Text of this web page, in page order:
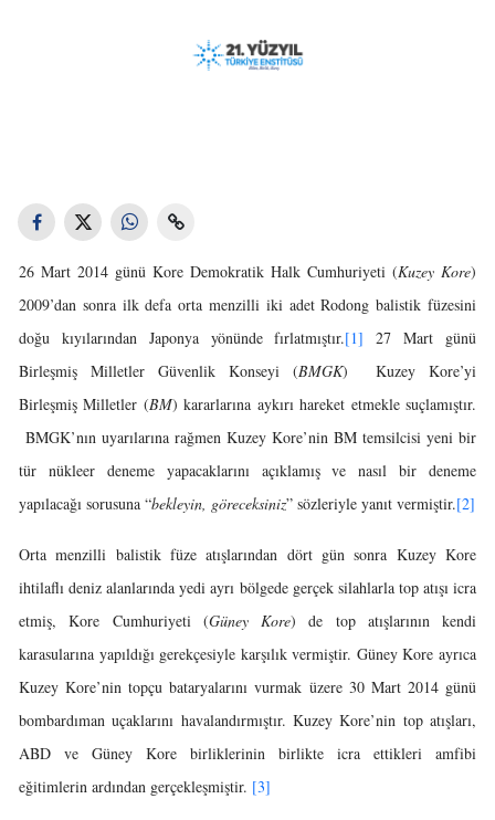
26 Mart 2014 günü Kore Demokratik Halk Cumhuriyeti (Kuzey Kore)
2009’dan sonra ilk defa orta menzilli iki adet Rodong balistik füzesini
doğu kıyılarından Japonya yönünde fırlatmıştır.[1] 27 Mart günü
Birleşmiş Milletler Güvenlik Konseyi (BMGK) Kuzey Kore’yi
Birleşmiş Milletler (BM) kararlarına aykırı hareket etmekle suçlamıştır.
BMGK’nın uyarılarına rağmen Kuzey Kore’nin BM temsilcisi yeni bir
tür nükleer deneme yapacaklarını açıklamış ve nasıl bir deneme
yapılacağı sorusuna “bekleyin, göreceksiniz” sözleriyle yanıt vermiştir.[2]
Orta menzilli balistik füze atışlarından dört gün sonra Kuzey Kore
ihtilaflı deniz alanlarında yedi ayrı bölgede gerçek silahlarla top atışı icra
etmiş, Kore Cumhuriyeti (Güney Kore) de top atışlarının kendi
karasularına yapıldığı gerekçesiyle karşılık vermiştir. Güney Kore ayrıca
Kuzey Kore’nin topçu bataryalarını vurmak üzere 30 Mart 2014 günü
bombardıman uçaklarını havalandırmıştır. Kuzey Kore’nin top atışları,
ABD ve Güney Kore birliklerinin birlikte icra ettikleri amfibi
eğitimlerin ardından gerçekleşmiştir. [3]